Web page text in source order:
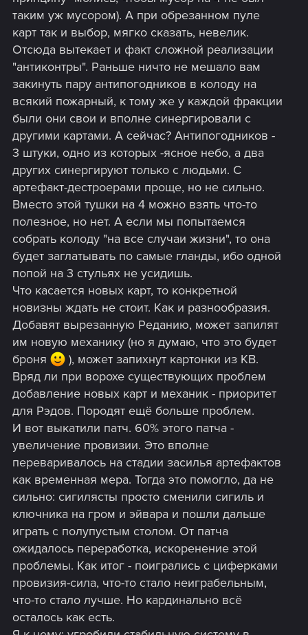
таким уж мусором). А при обрезанном пуле
карт так и выбор, мягко сказать, невелик.
Отсюда вытекает и факт сложной реализации
"антиконтры". Раньше ничто не мешало вам
закинуть пару антипогодников в колоду на
всякий пожарный, к тому же у каждой фракции
были они свои и вполне синергировали с
другими картами. А сейчас? Антипогодников -
3 штуки, одно из которых -ясное небо, а два
других синергируют только с людьми. С
артефакт-дестроерами проще, но не сильно.
Вместо этой тушки на 4 можно взять что-то
полезное, но нет. А если мы попытаемся
собрать колоду "на все случаи жизни", то она
будет заглатывать по самые гланды, ибо одной
попой на 3 стульях не усидишь.
Что касается новых карт, то конкретной
новизны ждать не стоит. Как и разнообразия.
Добавят вырезанную Реданию, может запилят
им новую механику (но я думаю, что это будет
броня
), может запихнут картонки из КВ.
Вряд ли при ворохе существующих проблем
добавление новых карт и механик - приоритет
для Рэдов. Породят ещё больше проблем.
И вот выкатили патч. 60% этого патча -
увеличение провизии. Это вполне
переваривалось на стадии засилья артефактов
как временная мера. Тогда это помогло, да не
сильно: сигилясты просто сменили сигиль и
ключника на гром и эйвара и пошли дальше
играть с полупустым столом. От патча
ожидалось переработка, искоренение этой
проблемы. Как итог - поигрались с циферками
провизия-сила, что-то стало неиграбельным,
что-то стало лучше. Но кардинально всё
осталось как есть.